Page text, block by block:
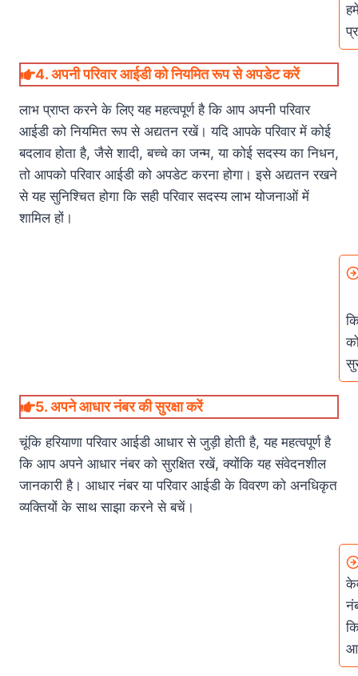
4.अपनी परिवार आईडी को नियमित रूप से अपडेट करें
लाभ प्राप्त करने के लिए यह महत्वपूर्ण है कि आप अपनी परिवार
आईडी को नियमित रूप से अद्यतन रखें। यदि आपके परिवार में कोई
बदलाव होता है, जैसे शादी, बच्चे का जन्म, या कोई सदस्य का निधन,
तो आपको परिवार आईडी को अपडेट करना होगा। इसे अद्यतन रखने
से यह सुनिश्चित होगा कि सही परिवार सदस्य लाभ योजनाओं में
शामिल हों।
5.अपने आधार नंबर की सुरक्षा करें
चूंकि हरियाणा परिवार आईडी आधार से जुड़ी होती है, यह महत्वपूर्ण है
कि आप अपने आधार नंबर को सुरक्षित रखें, क्योंकि यह संवेदनशील
जानकारी है। आधार नंबर या परिवार आईडी के विवरण को अनधिकृत
व्यक्तियों के साथ साझा करने से बचें।